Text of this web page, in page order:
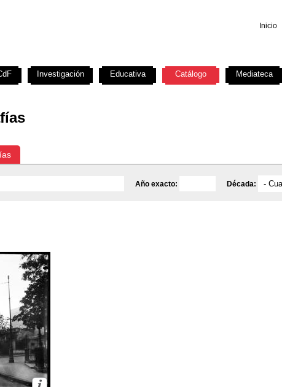
Inicio
Año exacto: Década:
Investigación Educativa Catálogo Mediateca